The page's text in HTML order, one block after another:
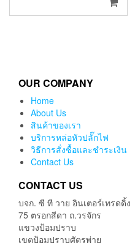
OUR COMPANY
Home
About Us
สินค้าของเรา
บริการหล่อหัวปลั๊กไฟ
วิธีการสั่งซื้อและชำระเงิน
Contact Us
CONTACT US
บจก. ซี ที วาย อินเตอร์เทรดดิ้ง
75 ตรอกสีดา ถ.วรจักร
แขวงป้อมปราบ
เขตป้อมปราบศัตรูพ่าย